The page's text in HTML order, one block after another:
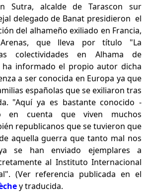
Sutra, alcalde de Tarascon sur
delegado de Banat presidieron el
del alhameño exiliado en Francia,
Arenas, que lleva por título "La
colectividades en Alhama de
ha informado el propio autor dicha
a ser conocida en Europa ya que
españolas que se exiliaron tras
"Aquí ya es bastante conocido -
en cuenta que viven muchos
republicanos que se tuvieron que
aquella guerra que tanto mal nos
se han enviado ejemplares a
al Instituto Internacional
(Ver referencia publicada en el
y traducida.